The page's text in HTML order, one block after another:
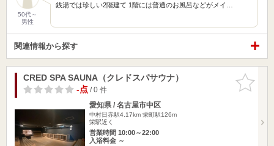
50代～
男性
銭湯では珍しい2階建て 1階には普通のお風呂などがメイ…
関連情報から探す
お気に入
りに追加
CRED SPA SAUNA（クレドスパサウナ）
-点/ 0 件
愛知県 / 名古屋市中区
中村日赤駅4.17km 栄町駅126m
栄駅近く
営業時間 10:00～22:00
入浴料金 ～